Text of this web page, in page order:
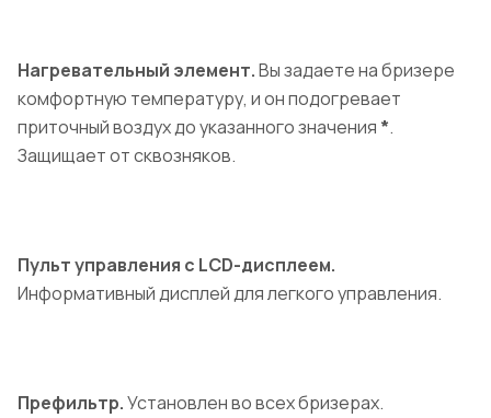
Нагревательный элемент.Вы задаете на бризере
комфортную температуру, и он подогревает
приточный воздух до указанного значения *.
Защищает от сквозняков.
Пульт управления с LCD-дисплеем.
Информативный дисплей для легкого управления.
Префильтр.Установлен во всех бризерах.